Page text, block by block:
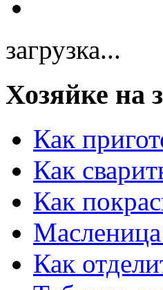
загрузка...
Хозяйке на
Как
Как
Как
Как